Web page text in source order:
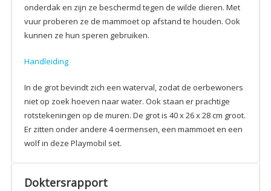
onderdak en zijn ze beschermd tegen de wilde dieren. Met
vuur proberen ze de mammoet op afstand te houden. Ook
kunnen ze hun speren gebruiken.
Handleiding
In de grot bevindt zich een waterval, zodat de oerbewoners
niet op zoek hoeven naar water. Ook staan er prachtige
rotstekeningen op de muren. De grot is 40 x 26 x 28 cm groot.
Er zitten onder andere 4 oermensen, een mammoet en een
wolf in deze Playmobil set.
Doktersrapport